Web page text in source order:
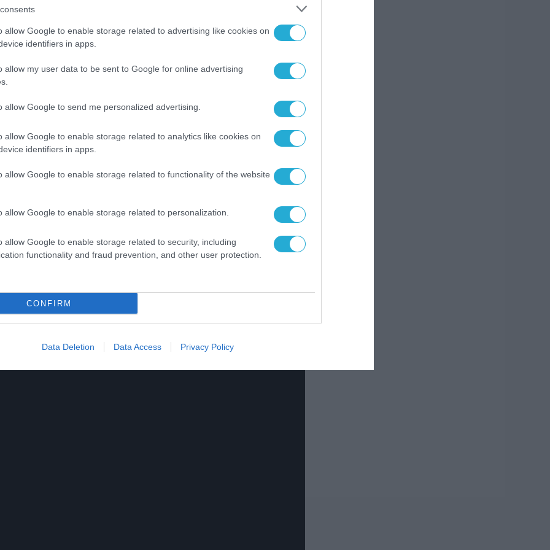
allow Google to enable storage related to advertising like cookies on
identifiers in apps.
allow my user data to be sent to Google for online advertising
allow Google to send me personalized advertising.
allow Google to enable storage related to analytics like cookies on
identifiers in apps.
allow Google to enable storage related to functionality of the website
allow Google to enable storage related to personalization.
allow Google to enable storage related to security, including
functionality and fraud prevention, and other user protection.
CONFIRM
Data Deletion Data Access Privacy Policy
Διοικητικού Συμβουλίου του ALBA Association,
καμμιά έκπτωση στην ποιότητα των διδασκόντων
διοικητικό προσωπικό, έχουμε καταφέρει να
κοινότητας, αλλά και την εκτίμηση
Στόχος μας είναι να εκπαιδεύουμε στελέχη που θα
κοινότητα
Unusual Award θα διατεθούν για την
διάδοση των αποτελεσμάτων της προς όφελος της
συνεχίζει να υπηρετεί τη διαχρονικά εμπνευσμένη
γνώσης.
βίντεο αφιερωμένο στον κ. Πάνο Γερμανό και
παρακολουθήσετε στον ακόλουθο σύνδεσμο: